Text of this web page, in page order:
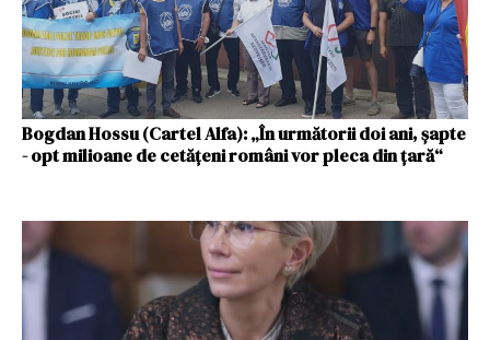
Bogdan Hossu (Cartel Alfa): „În următorii doi ani, șapte
- opt milioane de cetățeni români vor pleca din țară“